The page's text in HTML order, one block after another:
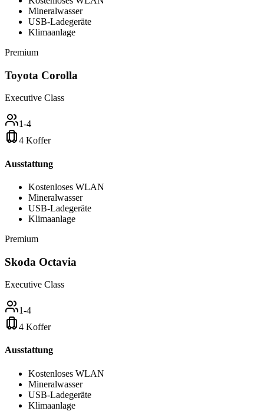
Mineralwasser
USB-Ladegeräte
Klimaanlage
Premium
Toyota Corolla
Executive Class
1-4
4 Koffer
Ausstattung
Kostenloses WLAN
Mineralwasser
USB-Ladegeräte
Klimaanlage
Premium
Skoda Octavia
Executive Class
1-4
4 Koffer
Ausstattung
Kostenloses WLAN
Mineralwasser
USB-Ladegeräte
Klimaanlage